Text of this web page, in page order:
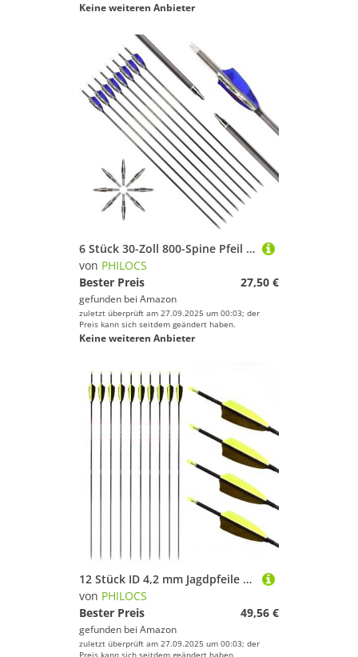
Keine weiteren Anbieter
6 Stück 30-Zoll 800-Spine Pfeil Abnehmbare Pfeilspitzen Übungspfeil Jagdpfeil Truthahnfedern Pfeilfedern Carbonpfeile Bogenpfeile für Langbogen Recurvebogen Compoundbogen Bogenschießen Camo Blau A2
von PHILOCS
Bester Preis
27,50 €
gefunden bei Amazon
zuletzt überprüft am 27.09.2025 um 00:03; der
Preis kann sich seitdem geändert haben.
Keine weiteren Anbieter
12 Stück ID 4,2 mm Jagdpfeile mit Gelb Armeegrün Truthahn-Feder Spine 300 350 400 500 600 700 800 900 1000 1100 1300 1500 1800, für Jugend Erwachsene Bogenschießen Praxis & Jagd (28inch,Spine 1100)
von PHILOCS
Bester Preis
49,56 €
gefunden bei Amazon
zuletzt überprüft am 27.09.2025 um 00:03; der
Preis kann sich seitdem geändert haben.